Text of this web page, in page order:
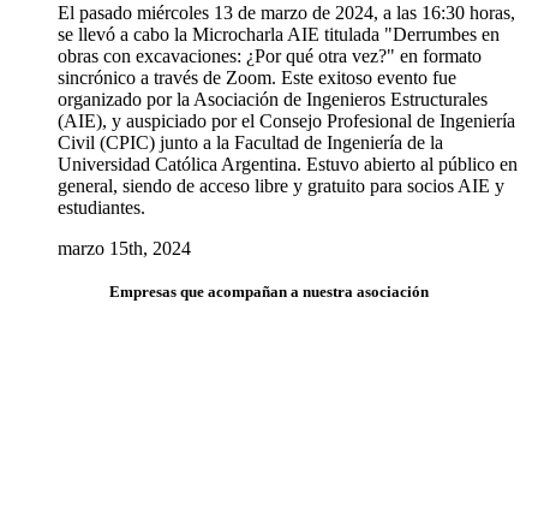
El pasado miércoles 13 de marzo de 2024, a las 16:30 horas,
se llevó a cabo la Microcharla AIE titulada "Derrumbes en
obras con excavaciones: ¿Por qué otra vez?" en formato
sincrónico a través de Zoom. Este exitoso evento fue
organizado por la Asociación de Ingenieros Estructurales
(AIE), y auspiciado por el Consejo Profesional de Ingeniería
Civil (CPIC) junto a la Facultad de Ingeniería de la
Universidad Católica Argentina. Estuvo abierto al público en
general, siendo de acceso libre y gratuito para socios AIE y
estudiantes.
marzo 15th, 2024
Empresas que acompañan a nuestra asociación